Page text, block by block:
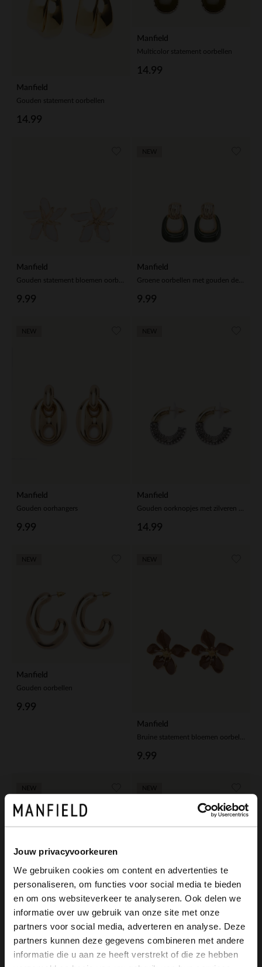
Jouw privacyvoorkeuren
We gebruiken cookies om content en advertenties te
personaliseren, om functies voor social media te bieden
en om ons websiteverkeer te analyseren. Ook delen we
informatie over uw gebruik van onze site met onze
partners voor social media, adverteren en analyse. Deze
partners kunnen deze gegevens combineren met andere
informatie die u aan ze heeft verstrekt of die ze hebben
Manfield
Gouden statement oorbellen
14.99
Manfield
Multicolor statement oorbellen
14.99
Manfield
9.99
Manfield
9.99
Manfield
Gouden oorhangers
9.99
Manfield
14.99
Manfield
Gouden oorbellen
9.99
Manfield
9.99
Manfield
Gouden oorbellen met grijze steen
Manfield ×
View this website in English?
It looks like your language isn't Dutch. Would
you like to switch to English?